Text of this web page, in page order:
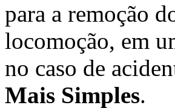
para a remoção
locomoção, em
no caso de
Mais Simples.